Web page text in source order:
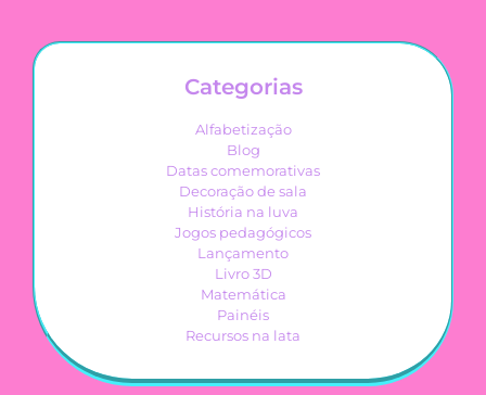
Categorias
Alfabetização
Blog
Datas comemorativas
Decoração de sala
História na luva
Jogos pedagógicos
Lançamento
Livro 3D
Matemática
Painéis
Recursos na lata